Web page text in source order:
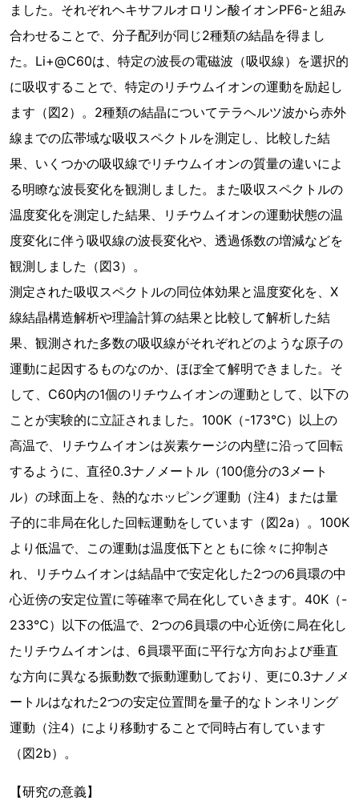
ました。それぞれヘキサフルオロリン酸イオンPF6-と組み
合わせることで、分子配列が同じ2種類の結晶を得まし
た。Li+@C60は、特定の波長の電磁波（吸収線）を選択的
に吸収することで、特定のリチウムイオンの運動を励起し
ます（図2）。2種類の結晶についてテラヘルツ波から赤外
線までの広帯域な吸収スペクトルを測定し、比較した結
果、いくつかの吸収線でリチウムイオンの質量の違いによ
る明瞭な波長変化を観測しました。また吸収スペクトルの
温度変化を測定した結果、リチウムイオンの運動状態の温
度変化に伴う吸収線の波長変化や、透過係数の増減などを
観測しました（図3）。
測定された吸収スペクトルの同位体効果と温度変化を、X
線結晶構造解析や理論計算の結果と比較して解析した結
果、観測された多数の吸収線がそれぞれどのような原子の
運動に起因するものなのか、ほぼ全て解明できました。そ
して、C60内の1個のリチウムイオンの運動として、以下の
ことが実験的に立証されました。100K（-173℃）以上の
高温で、リチウムイオンは炭素ケージの内壁に沿って回転
するように、直径0.3ナノメートル（100億分の3メート
ル）の球面上を、熱的なホッピング運動（注4）または量
子的に非局在化した回転運動をしています（図2a）。100K
より低温で、この運動は温度低下とともに徐々に抑制さ
れ、リチウムイオンは結晶中で安定化した2つの6員環の中
心近傍の安定位置に等確率で局在化していきます。40K（-
233℃）以下の低温で、2つの6員環の中心近傍に局在化し
たリチウムイオンは、6員環平面に平行な方向および垂直
な方向に異なる振動数で振動運動しており、更に0.3ナノメ
ートルはなれた2つの安定位置間を量子的なトンネリング
運動（注4）により移動することで同時占有しています
（図2b）。
【研究の意義】